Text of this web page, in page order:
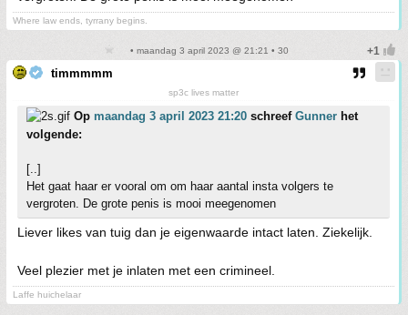
Where law ends, tyrrany begins.
• maandag 3 april 2023 @ 21:21 • 30
timmmmm
sp3c lives matter
Op maandag 3 april 2023 21:20 schreef Gunner het
volgende:
[..]
Het gaat haar er vooral om om haar aantal insta volgers te
vergroten. De grote penis is mooi meegenomen
Liever likes van tuig dan je eigenwaarde intact laten. Ziekelijk.
Veel plezier met je inlaten met een crimineel.
Laffe huichelaar